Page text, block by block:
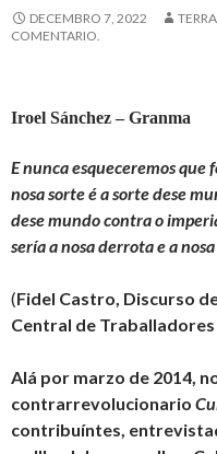
DECEMBRO 7, 2022
COMENTARIO.
Iroel Sánchez – Granma
E nunca esqueceremos
nosa sorte é a sorte dese
dese mundo contra o
sería a nosa derrota e a
(Fidel Castro, Discurso
Central de Traballadores
Alá por marzo de 2014,
contrarrevolucionario
contribuíntes,